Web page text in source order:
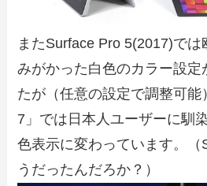
またSurface Pro 5(2017)で
みがかった白色のカラー設定
たが（任意の設定で調整可
7」では日本人ユーザーに馴
色表示に変わっています。
うだったんだろか？）